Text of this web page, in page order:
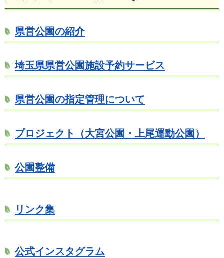
県営公園の紹介
埼玉県県営公園施設予約サービス
県営公園の指定管理について
プロジェクト（大宮公園・上尾運動公園）
公園整備
リンク集
公式インスタグラム